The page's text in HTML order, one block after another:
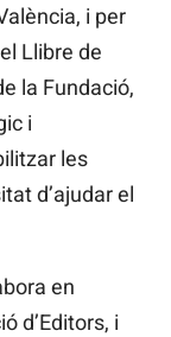
i per
Llibre de
la Fundació,
i
les
d’ajudar el
en
d’Editors, i